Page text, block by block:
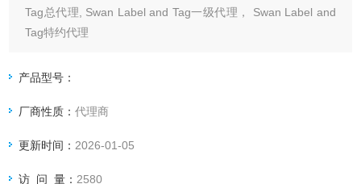
Tag总代理, Swan Label and Tag一级代理， Swan Label and
Tag特约代理
体产品信息欢迎电询：4006551678
产品型号：
厂商性质：代理商
更新时间： 2026-01-05
访 问 量： 2580